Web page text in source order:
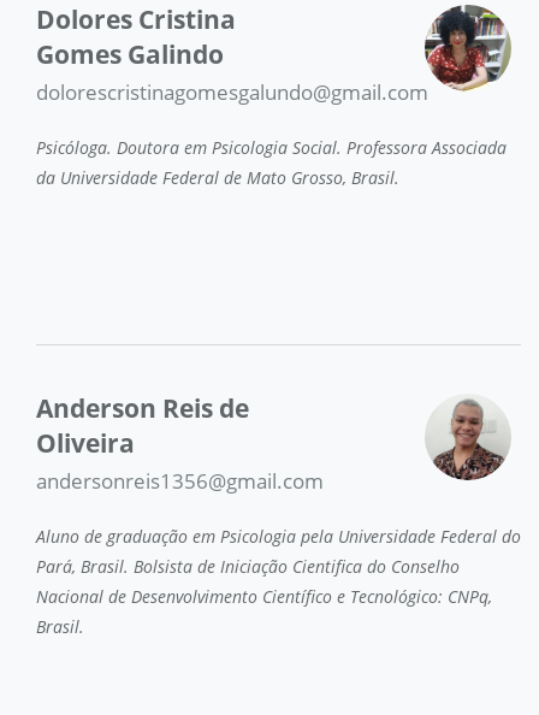
Dolores Cristina
Gomes Galindo
dolorescristinagomesgalundo@gmail.com
Psicóloga. Doutora em Psicologia Social. Professora Associada
da Universidade Federal de Mato Grosso, Brasil.
Anderson Reis de
Oliveira
andersonreis1356@gmail.com
Aluno de graduação em Psicologia pela Universidade Federal do
Pará, Brasil. Bolsista de Iniciação Cientifica do Conselho
Nacional de Desenvolvimento Científico e Tecnológico: CNPq,
Brasil.